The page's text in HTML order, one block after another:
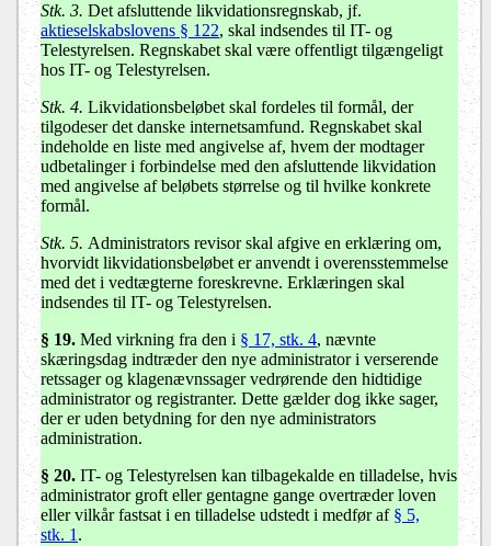
Stk. 3. Det afsluttende likvidationsregnskab, jf.
aktieselskabslovens § 122, skal indsendes til IT- og
Telestyrelsen. Regnskabet skal være offentligt tilgængeligt
hos IT- og Telestyrelsen.
Stk. 4. Likvidationsbeløbet skal fordeles til formål, der
tilgodeser det danske internetsamfund. Regnskabet skal
indeholde en liste med angivelse af, hvem der modtager
udbetalinger i forbindelse med den afsluttende likvidation
med angivelse af beløbets størrelse og til hvilke konkrete
formål.
Stk. 5. Administrators revisor skal afgive en erklæring om,
hvorvidt likvidationsbeløbet er anvendt i overensstemmelse
med det i vedtægterne foreskrevne. Erklæringen skal
indsendes til IT- og Telestyrelsen.
§ 19. Med virkning fra den i § 17, stk. 4, nævnte
skæringsdag indtræder den nye administrator i verserende
retssager og klagenævnssager vedrørende den hidtidige
administrator og registranter. Dette gælder dog ikke sager,
der er uden betydning for den nye administrators
administration.
§ 20. IT- og Telestyrelsen kan tilbagekalde en tilladelse, hvis
administrator groft eller gentagne gange overtræder loven
eller vilkår fastsat i en tilladelse udstedt i medfør af § 5,
stk. 1 .